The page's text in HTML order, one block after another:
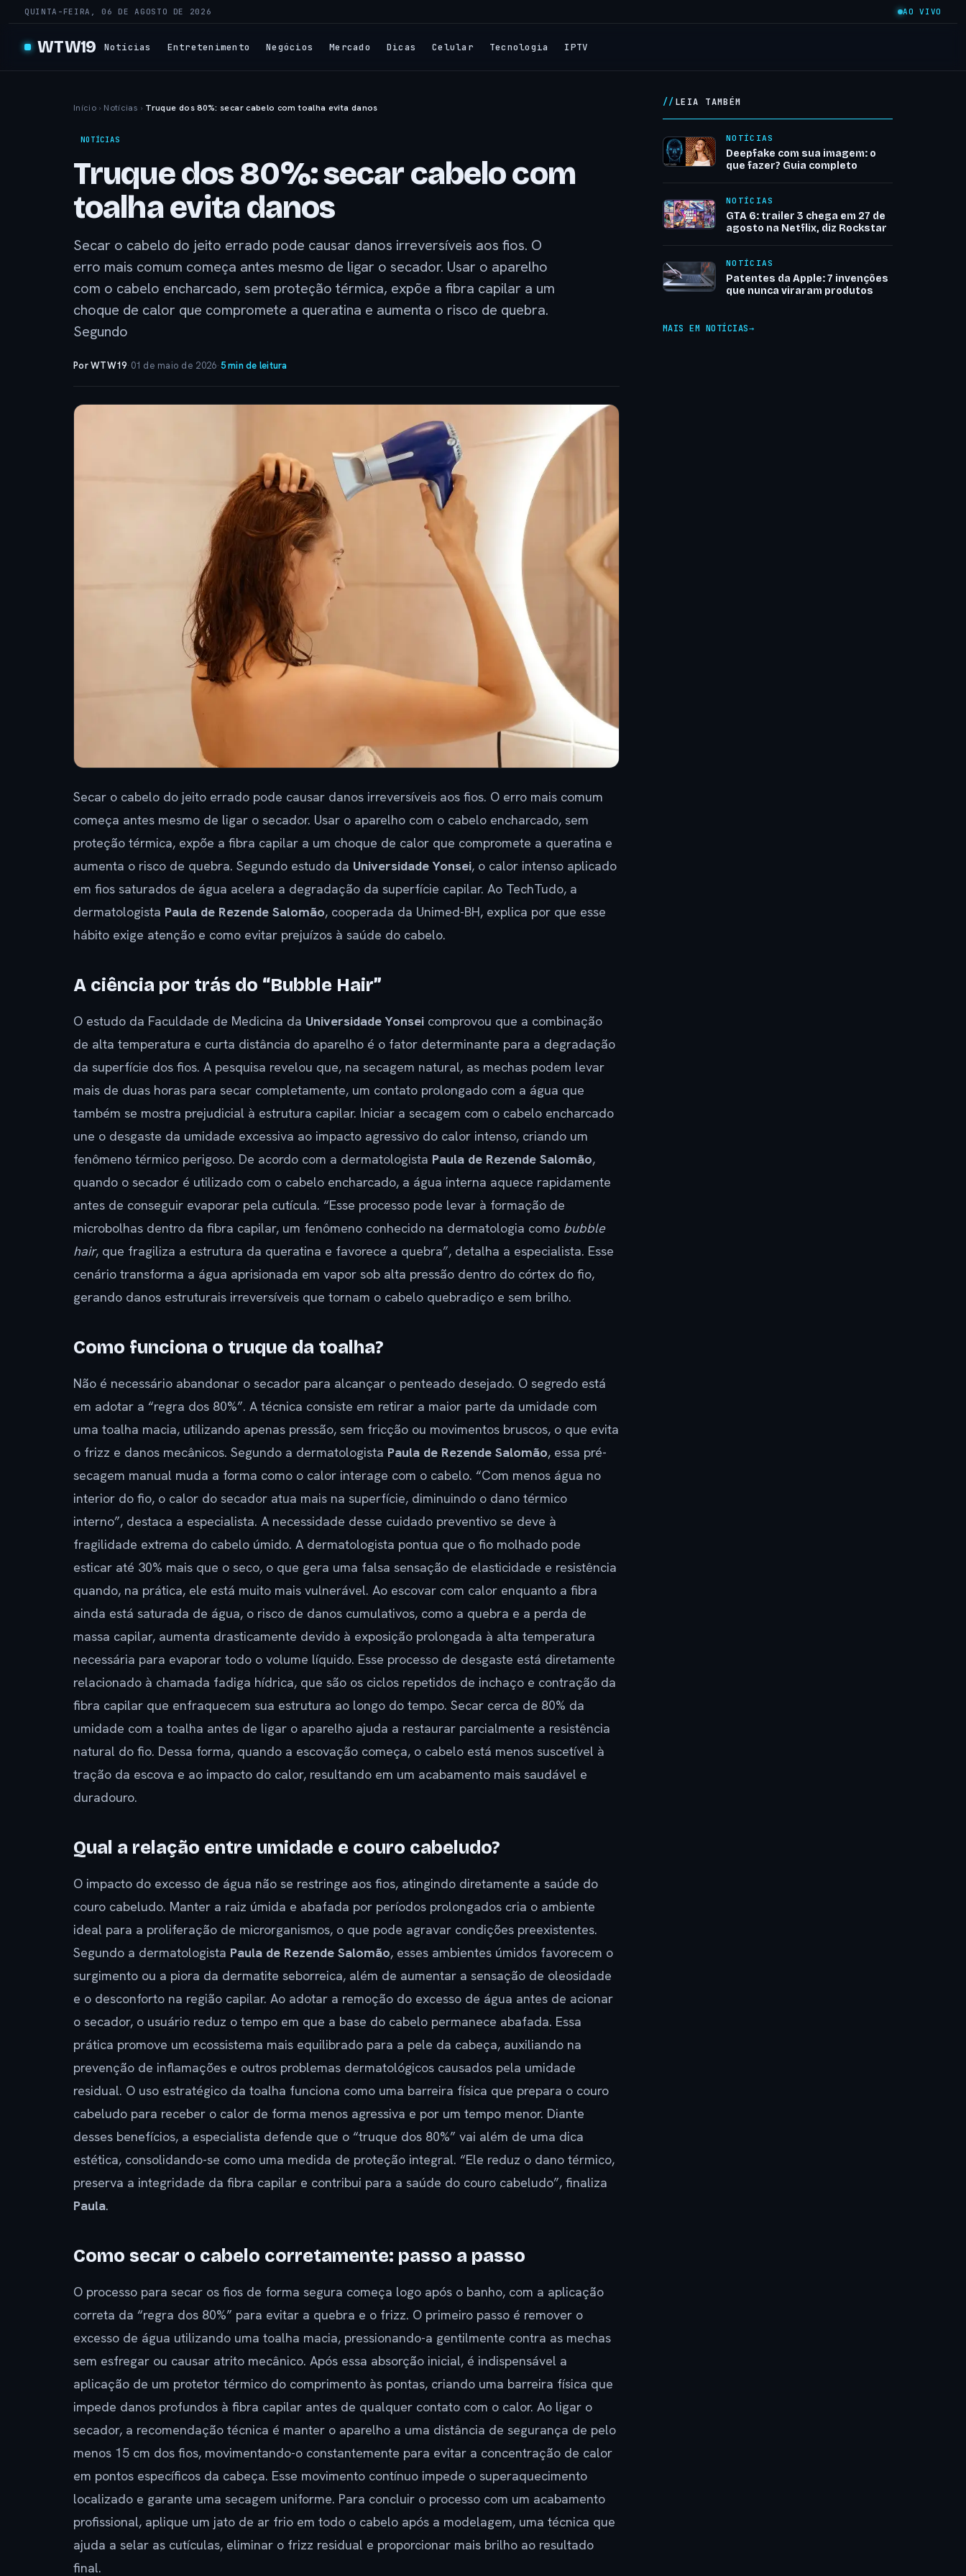
QUINTA-FEIRA, 06 DE AGOSTO DE 2026 AO VIVO
WTW19 Notícias Entretenimento Negócios Mercado Dicas Celular Tecnologia IPTV
Início › Notícias › Truque dos 80%: secar cabelo com toalha evita danos
NOTÍCIAS
Truque dos 80%: secar cabelo com
toalha evita danos
Secar o cabelo do jeito errado pode causar danos irreversíveis aos fios. O
erro mais comum começa antes mesmo de ligar o secador. Usar o aparelho
com o cabelo encharcado, sem proteção térmica, expõe a fibra capilar a um
choque de calor que compromete a queratina e aumenta o risco de quebra.
Segundo
Por WTW19· 01 de maio de 2026·5 min de leitura
Secar o cabelo do jeito errado pode causar danos irreversíveis aos fios. O erro mais comum
começa antes mesmo de ligar o secador. Usar o aparelho com o cabelo encharcado, sem
proteção térmica, expõe a fibra capilar a um choque de calor que compromete a queratina e
aumenta o risco de quebra. Segundo estudo da Universidade Yonsei, o calor intenso aplicado
em fios saturados de água acelera a degradação da superfície capilar. Ao TechTudo, a
dermatologista Paula de Rezende Salomão, cooperada da Unimed-BH, explica por que esse
hábito exige atenção e como evitar prejuízos à saúde do cabelo.
A ciência por trás do “Bubble Hair”
O estudo da Faculdade de Medicina da Universidade Yonsei comprovou que a combinação
de alta temperatura e curta distância do aparelho é o fator determinante para a degradação
da superfície dos fios. A pesquisa revelou que, na secagem natural, as mechas podem levar
mais de duas horas para secar completamente, um contato prolongado com a água que
também se mostra prejudicial à estrutura capilar. Iniciar a secagem com o cabelo encharcado
une o desgaste da umidade excessiva ao impacto agressivo do calor intenso, criando um
fenômeno térmico perigoso. De acordo com a dermatologista Paula de Rezende Salomão,
quando o secador é utilizado com o cabelo encharcado, a água interna aquece rapidamente
antes de conseguir evaporar pela cutícula. “Esse processo pode levar à formação de
microbolhas dentro da fibra capilar, um fenômeno conhecido na dermatologia como bubble
hair, que fragiliza a estrutura da queratina e favorece a quebra”, detalha a especialista. Esse
cenário transforma a água aprisionada em vapor sob alta pressão dentro do córtex do fio,
gerando danos estruturais irreversíveis que tornam o cabelo quebradiço e sem brilho.
Como funciona o truque da toalha?
Não é necessário abandonar o secador para alcançar o penteado desejado. O segredo está
em adotar a “regra dos 80%”. A técnica consiste em retirar a maior parte da umidade com
uma toalha macia, utilizando apenas pressão, sem fricção ou movimentos bruscos, o que evita
o frizz e danos mecânicos. Segundo a dermatologista Paula de Rezende Salomão, essa pré-
secagem manual muda a forma como o calor interage com o cabelo. “Com menos água no
interior do fio, o calor do secador atua mais na superfície, diminuindo o dano térmico
interno”, destaca a especialista. A necessidade desse cuidado preventivo se deve à
fragilidade extrema do cabelo úmido. A dermatologista pontua que o fio molhado pode
esticar até 30% mais que o seco, o que gera uma falsa sensação de elasticidade e resistência
quando, na prática, ele está muito mais vulnerável. Ao escovar com calor enquanto a fibra
ainda está saturada de água, o risco de danos cumulativos, como a quebra e a perda de
massa capilar, aumenta drasticamente devido à exposição prolongada à alta temperatura
necessária para evaporar todo o volume líquido. Esse processo de desgaste está diretamente
relacionado à chamada fadiga hídrica, que são os ciclos repetidos de inchaço e contração da
fibra capilar que enfraquecem sua estrutura ao longo do tempo. Secar cerca de 80% da
umidade com a toalha antes de ligar o aparelho ajuda a restaurar parcialmente a resistência
natural do fio. Dessa forma, quando a escovação começa, o cabelo está menos suscetível à
tração da escova e ao impacto do calor, resultando em um acabamento mais saudável e
duradouro.
Qual a relação entre umidade e couro cabeludo?
O impacto do excesso de água não se restringe aos fios, atingindo diretamente a saúde do
couro cabeludo. Manter a raiz úmida e abafada por períodos prolongados cria o ambiente
ideal para a proliferação de microrganismos, o que pode agravar condições preexistentes.
Segundo a dermatologista Paula de Rezende Salomão, esses ambientes úmidos favorecem o
surgimento ou a piora da dermatite seborreica, além de aumentar a sensação de oleosidade
e o desconforto na região capilar. Ao adotar a remoção do excesso de água antes de acionar
o secador, o usuário reduz o tempo em que a base do cabelo permanece abafada. Essa
prática promove um ecossistema mais equilibrado para a pele da cabeça, auxiliando na
prevenção de inflamações e outros problemas dermatológicos causados pela umidade
residual. O uso estratégico da toalha funciona como uma barreira física que prepara o couro
cabeludo para receber o calor de forma menos agressiva e por um tempo menor. Diante
desses benefícios, a especialista defende que o “truque dos 80%” vai além de uma dica
estética, consolidando-se como uma medida de proteção integral. “Ele reduz o dano térmico,
preserva a integridade da fibra capilar e contribui para a saúde do couro cabeludo”, finaliza
Paula.
Como secar o cabelo corretamente: passo a passo
O processo para secar os fios de forma segura começa logo após o banho, com a aplicação
correta da “regra dos 80%” para evitar a quebra e o frizz. O primeiro passo é remover o
excesso de água utilizando uma toalha macia, pressionando-a gentilmente contra as mechas
sem esfregar ou causar atrito mecânico. Após essa absorção inicial, é indispensável a
aplicação de um protetor térmico do comprimento às pontas, criando uma barreira física que
impede danos profundos à fibra capilar antes de qualquer contato com o calor. Ao ligar o
secador, a recomendação técnica é manter o aparelho a uma distância de segurança de pelo
menos 15 cm dos fios, movimentando-o constantemente para evitar a concentração de calor
em pontos específicos da cabeça. Esse movimento contínuo impede o superaquecimento
localizado e garante uma secagem uniforme. Para concluir o processo com um acabamento
profissional, aplique um jato de ar frio em todo o cabelo após a modelagem, uma técnica que
ajuda a selar as cutículas, eliminar o frizz residual e proporcionar mais brilho ao resultado
final.
LEIA TAMBÉM
NOTÍCIAS
Deepfake com sua imagem: o
que fazer? Guia completo
NOTÍCIAS
GTA 6: trailer 3 chega em 27 de
agosto na Netflix, diz Rockstar
NOTÍCIAS
Patentes da Apple: 7 invenções
que nunca viraram produtos
MAIS EM NOTÍCIAS